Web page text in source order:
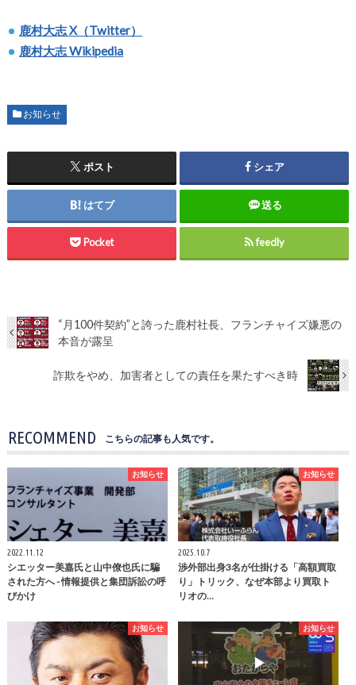
鹿村大志 X（Twitter）
鹿村大志 Wikipedia
お知らせ
ポスト シェア
はてブ 送る
Pocket feedly
“月100件契約”と誇った鹿村社長、フランチャイズ嫌悪の
本音が露呈
詐欺をやめ、加害者としての責任を果たすべき時
RECOMMEND こちらの記事も人気です。
お知らせ
2022.11.12
シエッター美嘉氏と山中僚也氏に騙
された方へ - 情報提供と集団訴訟の呼
びかけ
お知らせ
2025.10.7
渉外部出身3名が仕掛ける「高額買取
り」トリック、なぜ本部より買取ト
リオの…
お知らせ お知らせ